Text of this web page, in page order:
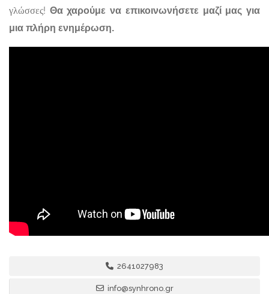
γλώσσες! Θα χαρούμε να επικοινωνήσετε μαζί μας για
μια πλήρη ενημέρωση.
2641027983
info@synhrono.gr